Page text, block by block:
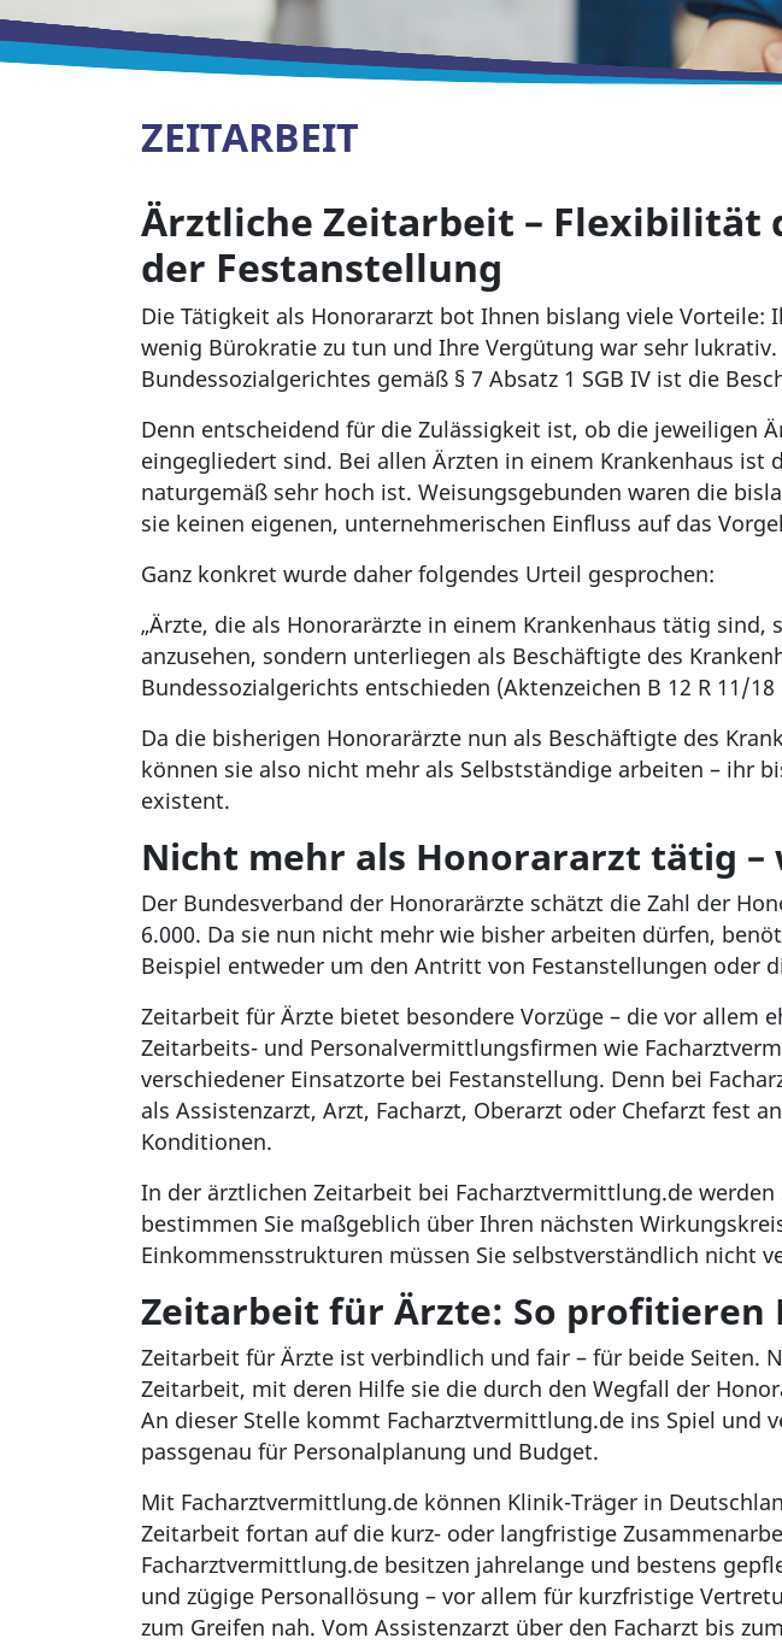
ZEITARBEIT
Ärztliche Zeitarbeit – Flexibilität
der Festanstellung
Die Tätigkeit als Honorararzt bot Ihnen bislang viele
wenig Bürokratie zu tun und Ihre Vergütung war sehr
Bundessozialgerichtes gemäß § 7 Absatz 1 SGB IV ist die
Denn entscheidend für die Zulässigkeit ist, ob die jeweiligen
eingegliedert sind. Bei allen Ärzten in einem Krankenhaus
naturgemäß sehr hoch ist. Weisungsgebunden waren die
sie keinen eigenen, unternehmerischen Einfluss auf das
Ganz konkret wurde daher folgendes Urteil gesprochen:
„Ärzte, die als Honorarärzte in einem Krankenhaus tätig
anzusehen, sondern unterliegen als Beschäftigte des
Bundessozialgerichts entschieden (Aktenzeichen B 12 R 11/18
Da die bisherigen Honorarärzte nun als Beschäftigte des
können sie also nicht mehr als Selbstständige arbeiten – ihr
existent.
Nicht mehr als Honorararzt tätig –
Der Bundesverband der Honorarärzte schätzt die Zahl der
6.000. Da sie nun nicht mehr wie bisher arbeiten dürfen,
Beispiel entweder um den Antritt von Festanstellungen oder
Zeitarbeit für Ärzte bietet besondere Vorzüge – die vor allem
Zeitarbeits- und Personalvermittlungsfirmen wie
verschiedener Einsatzorte bei Festanstellung. Denn bei
als Assistenzarzt, Arzt, Facharzt, Oberarzt oder Chefarzt fest
Konditionen.
In der ärztlichen Zeitarbeit bei Facharztvermittlung.de
bestimmen Sie maßgeblich über Ihren nächsten
Einkommensstrukturen müssen Sie selbstverständlich nicht
Zeitarbeit für Ärzte: So profitieren
Zeitarbeit für Ärzte ist verbindlich und fair – für beide Seiten.
Zeitarbeit, mit deren Hilfe sie die durch den Wegfall der
An dieser Stelle kommt Facharztvermittlung.de ins Spiel und
passgenau für Personalplanung und Budget.
Mit Facharztvermittlung.de können Klinik-Träger in
Zeitarbeit fortan auf die kurz- oder langfristige
Facharztvermittlung.de besitzen jahrelange und bestens
und zügige Personallösung – vor allem für kurzfristige
zum Greifen nah. Vom Assistenzarzt über den Facharzt bis